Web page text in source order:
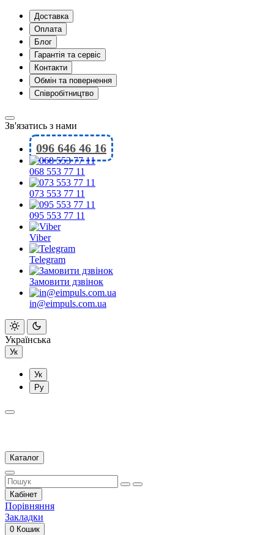
Доставка
Оплата
Блог
Гарантія та сервіс
Контакти
Обмін та повернення
Співробітництво
Зв'язатись з нами
096 646 46 16
068 553 77 11
073 553 77 11
095 553 77 11
Viber
Telegram
Замовити дзвінок
in@eimpuls.com.ua
Українська
Ук
Ук
Ру
Каталог
Кабінет
Порівняння
Закладки
0 Кошик